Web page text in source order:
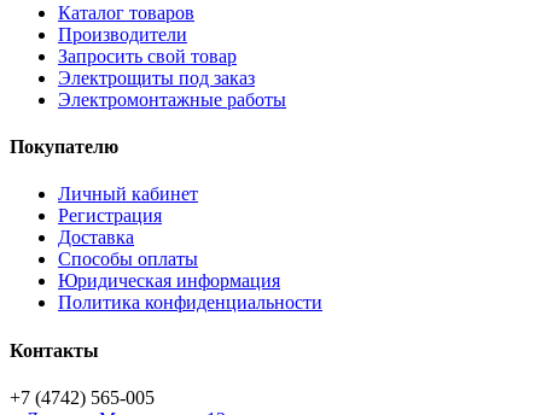
Каталог товаров
Производители
Запросить свой товар
Электрощиты под заказ
Электромонтажные работы
Покупателю
Личный кабинет
Регистрация
Доставка
Способы оплаты
Юридическая информация
Политика конфиденциальности
Контакты
+7 (4742) 565-005